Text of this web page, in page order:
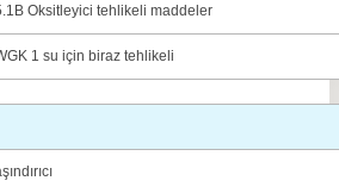
Oksitleyici tehlikeli maddeler
1 su için biraz tehlikeli